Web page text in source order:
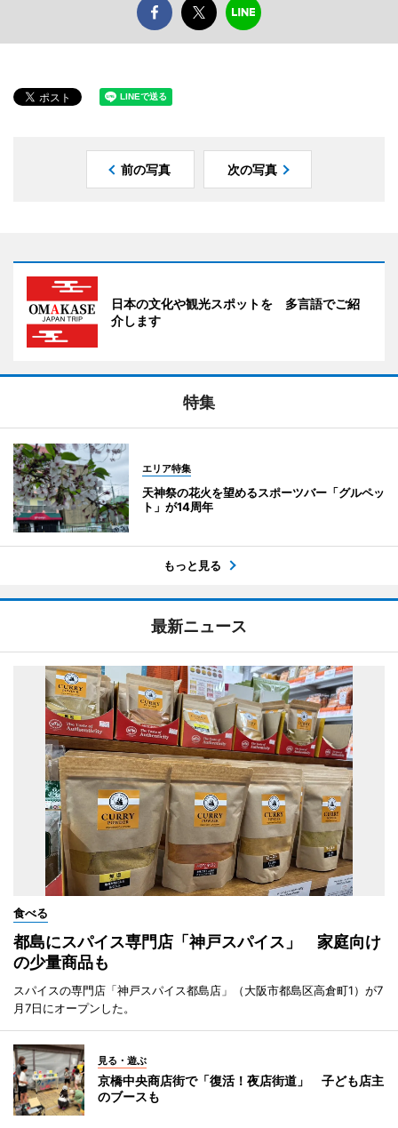
前の写真 次の写真
日本の文化や観光スポットを 多言語でご紹
介します
特集
エリア特集
天神祭の花火を望めるスポーツバー「グルペッ
ト」が14周年
もっと見る
最新ニュース
食べる
都島にスパイス専門店「神戸スパイス」 家庭向け
の少量商品も
スパイスの専門店「神戸スパイス都島店」（大阪市都島区高倉町1）が7
月7日にオープンした。
見る・遊ぶ
京橋中央商店街で「復活！夜店街道」 子ども店主
のブースも